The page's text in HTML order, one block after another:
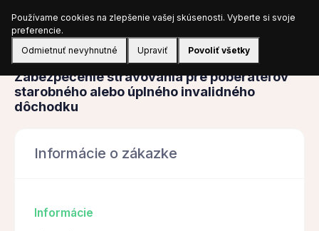
Prihlásiť sa
Obstarávanie
Zabezpečenie stravovania pre poberateľov
starobného alebo úplného invalidného
dôchodku
Informácie o zákazke
Informácie
Používame cookies na zlepšenie vašej skúsenosti. Vyberte si svoje
preferencie.
Odmietnuť nevyhnutné
Upraviť Povoliť všetky